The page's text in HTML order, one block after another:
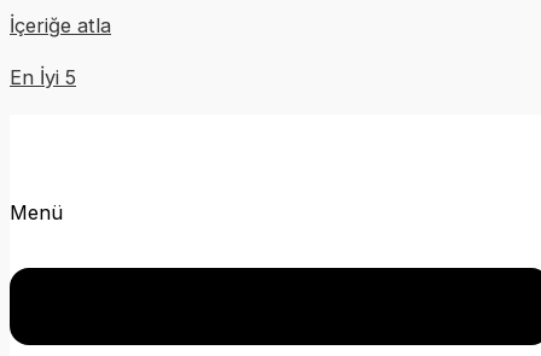
İçeriğe atla
En İyi 5
Menü